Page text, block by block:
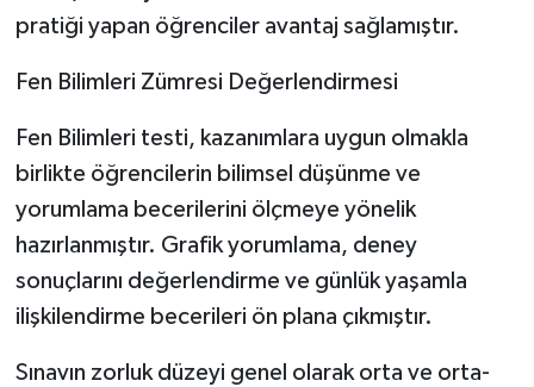
pratiği yapan öğrenciler avantaj sağlamıştır.
Fen Bilimleri Zümresi Değerlendirmesi
Fen Bilimleri testi, kazanımlara uygun olmakla
birlikte öğrencilerin bilimsel düşünme ve
yorumlama becerilerini ölçmeye yönelik
hazırlanmıştır. Grafik yorumlama, deney
sonuçlarını değerlendirme ve günlük yaşamla
ilişkilendirme becerileri ön plana çıkmıştır.
Sınavın zorluk düzeyi genel olarak orta ve orta-